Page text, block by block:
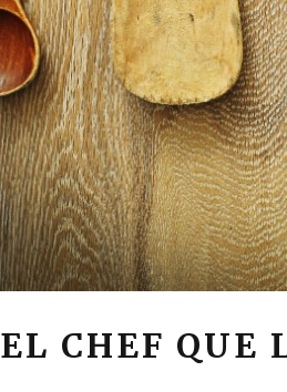
CHEF QUE